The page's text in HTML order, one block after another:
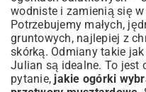
wodniste i zamienią się w
Potrzebujemy małych,
gruntowych, najlepiej z
skórką. Odmiany takie
Julian są idealne. To jest
pytanie, jakie ogórki